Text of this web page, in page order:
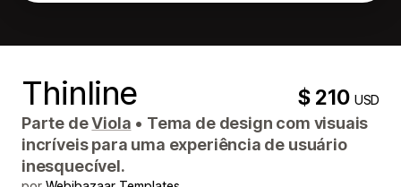
Thinline $ 210USD
Parte deViola • Tema de design com visuais
incríveis para uma experiência de usuário
inesquecível.